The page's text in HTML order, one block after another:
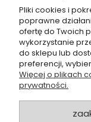
Dołącz
POMOC
SKLEP
Pliki cookies i
poprawne
ofertę do Twoich
wykorzystanie
do sklepu lub
preferencji,
Więcej o plikach
prywatności.